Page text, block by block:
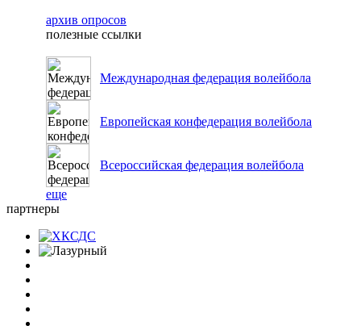
архив опросов
полезные ссылки
Международная федерация волейбола
Европейская конфедерация волейбола
Всероссийская федерация волейбола
еще
партнеры